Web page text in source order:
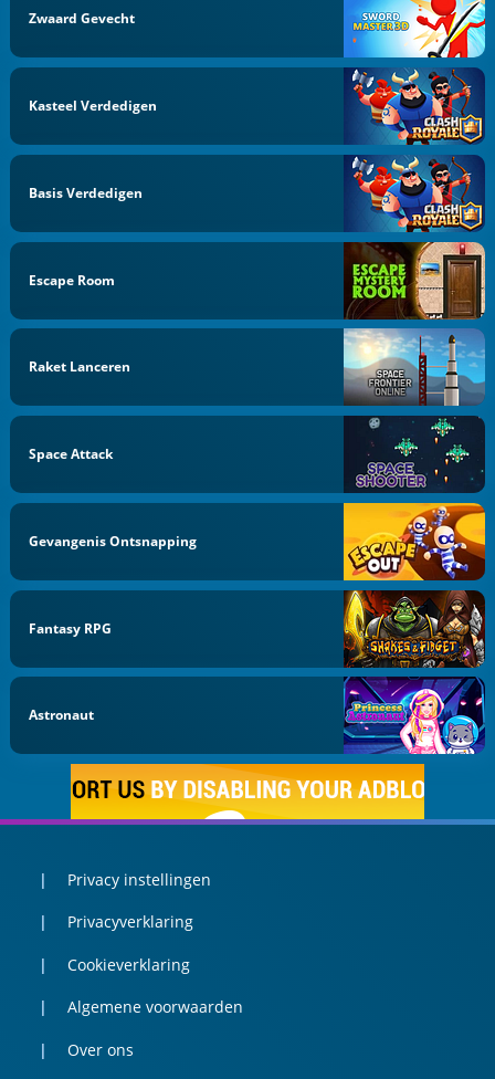
Zwaard Gevecht
Kasteel Verdedigen
Basis Verdedigen
Escape Room
Raket Lanceren
Space Attack
Gevangenis Ontsnapping
Fantasy RPG
Astronaut
Privacy instellingen
Privacyverklaring
Cookieverklaring
Algemene voorwaarden
Over ons